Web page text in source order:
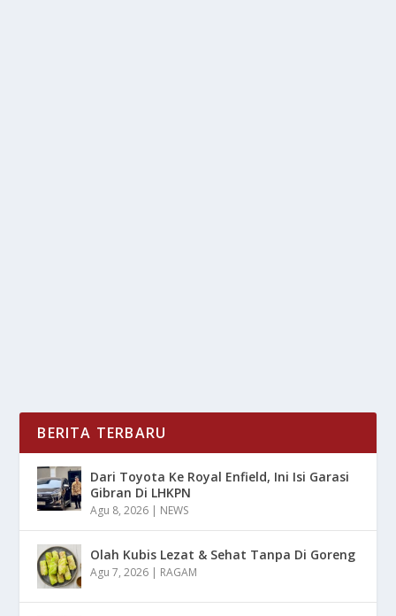
BERITA TERBARU
Dari Toyota Ke Royal Enfield, Ini Isi Garasi
Gibran Di LHKPN
Agu 8, 2026 | NEWS
Olah Kubis Lezat & Sehat Tanpa Di Goreng
Agu 7, 2026 | RAGAM